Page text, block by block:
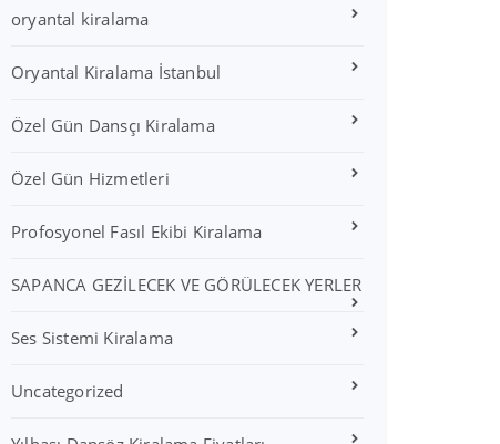
oryantal kiralama
Oryantal Kiralama İstanbul
Özel Gün Dansçı Kiralama
Özel Gün Hizmetleri
Profosyonel Fasıl Ekibi Kiralama
SAPANCA GEZİLECEK VE GÖRÜLECEK YERLER
Ses Sistemi Kiralama
Uncategorized